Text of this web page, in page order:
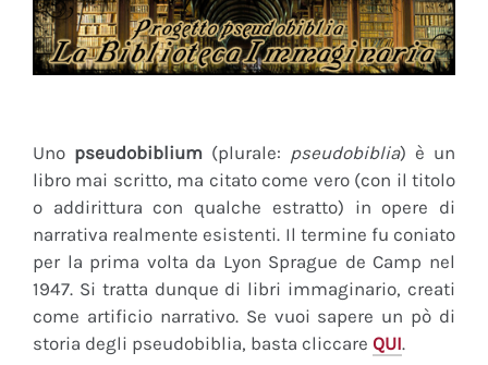
Uno pseudobiblium (plurale: pseudobiblia) è un
libro mai scritto, ma citato come vero (con il titolo
o addirittura con qualche estratto) in opere di
narrativa realmente esistenti. Il termine fu coniato
per la prima volta da Lyon Sprague de Camp nel
1947. Si tratta dunque di libri immaginario, creati
come artificio narrativo. Se vuoi sapere un pò di
storia degli pseudobiblia, basta cliccare QUI.